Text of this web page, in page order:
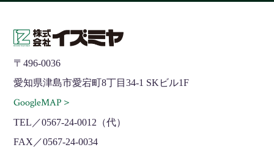
〒496-0036
愛知県津島市愛宕町8丁目34-1 SKビル1F
GoogleMAP＞
TEL／0567-24-0012（代）
FAX／0567-24-0034